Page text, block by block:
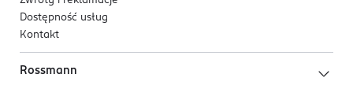
Dostępność usług
Kontakt
Rossmann